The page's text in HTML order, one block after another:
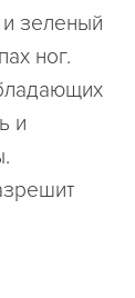
зеленый
ног.
и